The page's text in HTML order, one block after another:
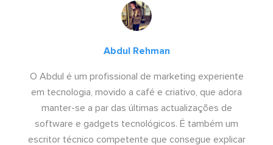
Abdul Rehman
O Abdul é um profissional de marketing experiente
em tecnologia, movido a café e criativo, que adora
manter-se a par das últimas actualizações de
software e gadgets tecnológicos. É também um
escritor técnico competente que consegue explicar